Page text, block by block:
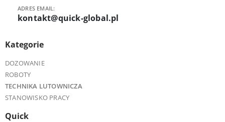
ADRES EMAIL:
kontakt@quick-global.pl
Kategorie
DOZOWANIE
ROBOTY
TECHNIKA LUTOWNICZA
STANOWISKO PRACY
Quick